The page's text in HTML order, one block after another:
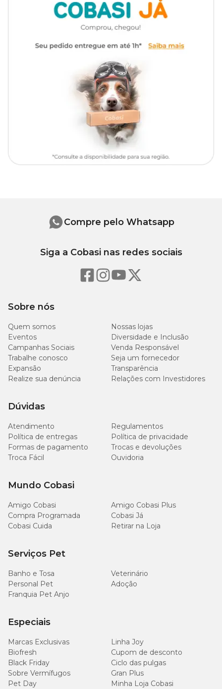
Sobre nós
Quem somos
Nossas lojas
Eventos
Diversidade e Inclusão
Campanhas Sociais
Venda Responsável
Trabalhe conosco
Seja um fornecedor
Expansão
Transparência
Realize sua denúncia
Relações com Investidores
Dúvidas
Atendimento
Regulamentos
Política de entregas
Política de privacidade
Formas de pagamento
Trocas e devoluções
Troca Fácil
Ouvidoria
Mundo Cobasi
Amigo Cobasi
Amigo Cobasi Plus
Compra Programada
Cobasi Já
Cobasi Cuida
Retirar na Loja
Serviços Pet
Banho e Tosa
Veterinário
Personal Pet
Adoção
Franquia Pet Anjo
Especiais
Marcas Exclusivas
Linha Joy
Biofresh
Cupom de desconto
Black Friday
Ciclo das pulgas
Sobre Vermífugos
Gran Plus
Pet Day
Minha Loja Cobasi
Compre pelo Whatsapp
Siga a Cobasi nas redes sociais